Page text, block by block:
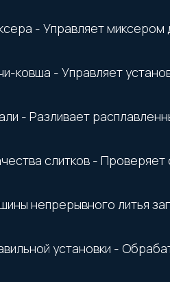
- Управляет миксером
ковша - Управляет
- Разливает
слитков -
непрерывного литья
установки -